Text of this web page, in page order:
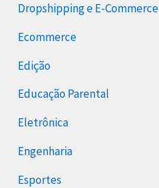
Dropshipping e E-Commerce
Ecommerce
Edição
Educação Parental
Eletrônica
Engenharia
Esportes